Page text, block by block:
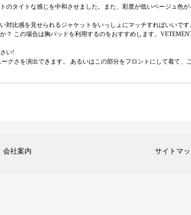
タイトな感じを中和させました。また、彩度が低いベージュ色
比感を見せられるジャケットをいっしょにマッチすればいいです
この場合は胸パッドを利用するのをおすすめします。
い!
クさを演出できます。 あるいはこの部分をフロントにして着て、
会社案内 サイトマ